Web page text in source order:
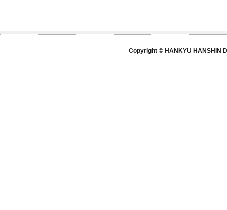
Copyright © HANKYU HANSHIN